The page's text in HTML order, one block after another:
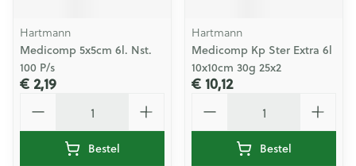
Hartmann
Medicomp 5x5cm 6l. Nst.
100 P/s
€ 2,19
Bestel
Hartmann
Medicomp Kp Ster Extra 6l
10x10cm 30g 25x2
€ 10,12
Bestel